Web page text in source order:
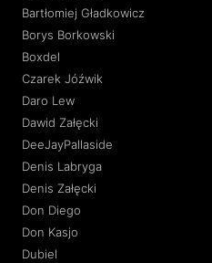
Bartłomiej Gładkowicz
Borys Borkowski
Boxdel
Czarek Jóźwik
Daro Lew
Dawid Załęcki
DeeJayPallaside
Denis Labryga
Denis Załęcki
Don Diego
Don Kasjo
Dubiel